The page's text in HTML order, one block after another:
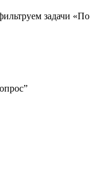
задачи «По